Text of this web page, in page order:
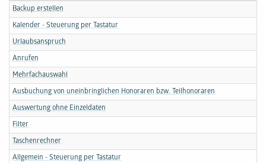
Backup erstellen
Kalender - Steuerung per Tastatur
Urlaubsanspruch
Anrufen
Mehrfachauswahl
Ausbuchung von uneinbringlichen Honoraren bzw. Teilhonoraren
Auswertung ohne Einzeldaten
Filter
Taschenrechner
Allgemein - Steuerung per Tastatur